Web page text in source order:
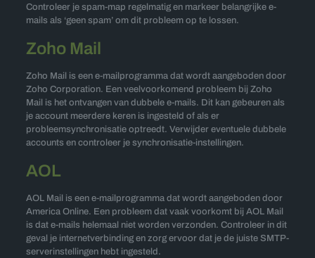
Controleer je spam-map regelmatig en markeer belangrijke e-
mails als ‘geen spam’ om dit probleem op te lossen.
Zoho Mail
Zoho Mail is een e-mailprogramma dat wordt aangeboden door
Zoho Corporation. Een veelvoorkomend probleem bij Zoho
Mail is het ontvangen van dubbele e-mails. Dit kan gebeuren als
je account meerdere keren is ingesteld of als er
probleemsynchronisatie optreedt. Verwijder eventuele dubbele
accounts en controleer je synchronisatie-instellingen.
AOL
AOL Mail is een e-mailprogramma dat wordt aangeboden door
America Online. Een probleem dat vaak voorkomt bij AOL Mail
is dat e-mails helemaal niet worden verzonden. Controleer in dit
geval je internetverbinding en zorg ervoor dat je de juiste SMTP-
serverinstellingen hebt ingesteld.